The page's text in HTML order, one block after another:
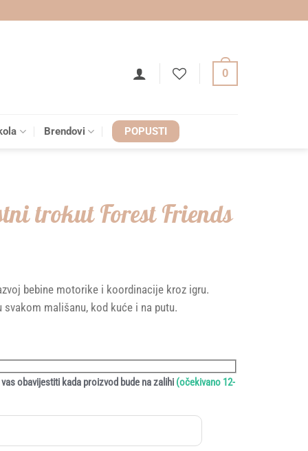
0
Brendovi POPUSTI
trokut Forest Friends
bebine motorike i koordinacije kroz igru.
mališanu, kod kuće i na putu.
obavijestiti kada proizvod bude na zalihi (očekivano 12-